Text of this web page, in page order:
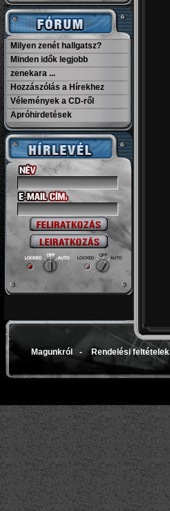
Milyen zenét hallgatsz?
Minden idők legjobb
zenekara ...
Hozzászólás a Hírekhez
Vélemények a CD-ről
Apróhirdetések
Magunkról - Rendelési feltételek